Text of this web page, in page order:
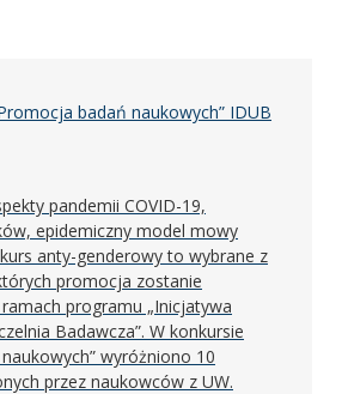
badań naukowych” IDUB
pandemii COVID-19,
epidemiczny model mowy
anty-genderowy to wybrane z
promocja zostanie
programu „Inicjatywa
Badawcza”. W konkursie
wyróżniono 10
przez naukowców z UW.